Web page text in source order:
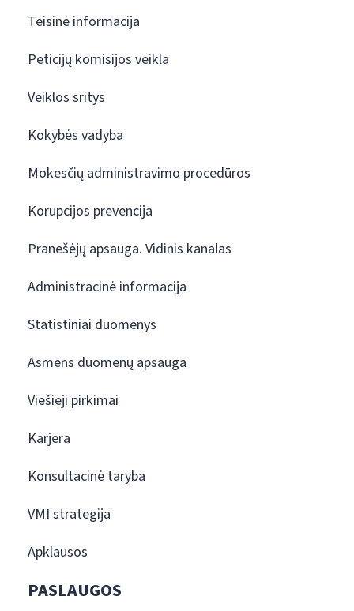
Teisinė informacija
Peticijų komisijos veikla
Veiklos sritys
Kokybės vadyba
Mokesčių administravimo procedūros
Korupcijos prevencija
Pranešėjų apsauga. Vidinis kanalas
Administracinė informacija
Statistiniai duomenys
Asmens duomenų apsauga
Viešieji pirkimai
Karjera
Konsultacinė taryba
VMI strategija
Apklausos
PASLAUGOS